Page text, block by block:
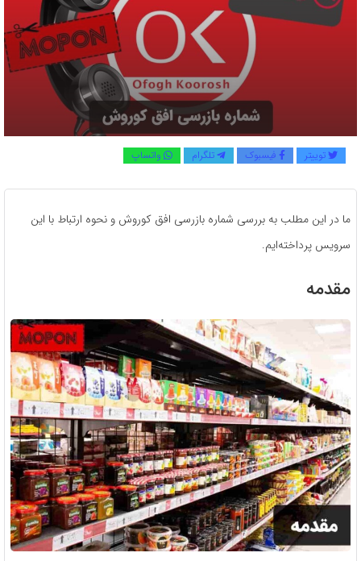
توییتر فیسبوک تلگرام واتساپ
ما در این مطلب به بررسی شماره بازرسی افق کوروش و نحوه ارتباط با این
سرویس پرداخته‌ایم.
مقدمه